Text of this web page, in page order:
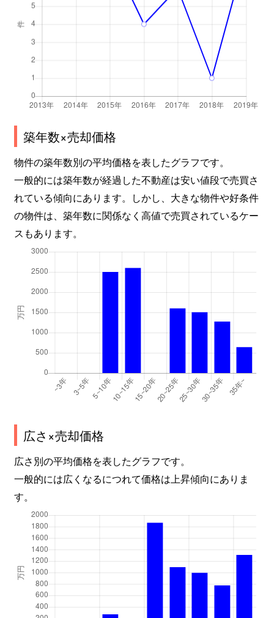
築年数×売却価格
物件の築年数別の平均価格を表したグラフです。
一般的には築年数が経過した不動産は安い値段で売買さ
れている傾向にあります。しかし、大きな物件や好条件
の物件は、築年数に関係なく高値で売買されているケー
スもあります。
広さ×売却価格
広さ別の平均価格を表したグラフです。
一般的には広くなるにつれて価格は上昇傾向にありま
す。